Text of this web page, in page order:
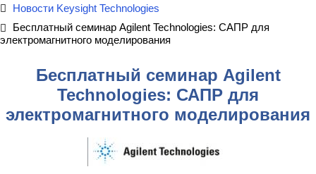
Новости Keysight Technologies
Бесплатный семинар Agilent Technologies: САПР для
электромагнитного моделирования
Бесплатный семинар Agilent
Technologies: САПР для
электромагнитного моделирования